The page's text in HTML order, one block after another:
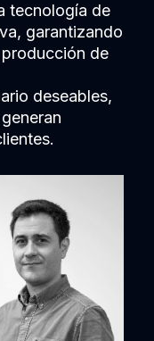
tecnología de
garantizando
de
deseables,